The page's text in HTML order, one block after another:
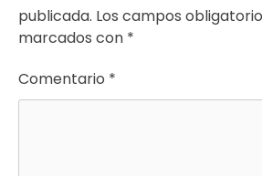
publicada. Los campos
marcados con *
Comentario *